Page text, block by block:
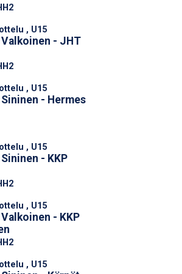
, U15
Valkoinen - JHT
, U15
- Hermes
, U15
- KKP
, U15
- KKP
, U15